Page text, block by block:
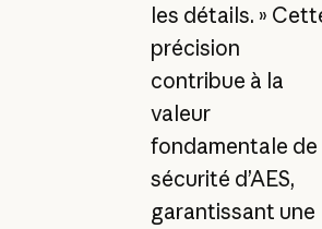
les détails. »
précision
contribue à la
valeur
fondamentale de
sécurité d’AES,
garantissant une